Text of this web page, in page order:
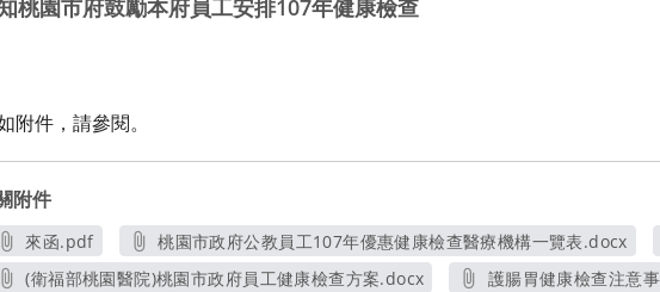
桃園市府鼓勵本府員工安排107年健康檢查
附件，請參閱。
附件
來函.pdf
另開新視窗
桃園市政府公教員工107年優惠健康檢查醫療機構一覽表.docx
另開新視窗
(衛福部桃園醫院)桃園市政府員工健康檢查方案.docx
護腸胃健康檢查注意